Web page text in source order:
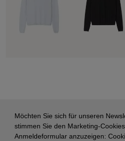
Möchten Sie sich für unseren
stimmen Sie den Marketing-
Anmeldeformular anzuzeigen: